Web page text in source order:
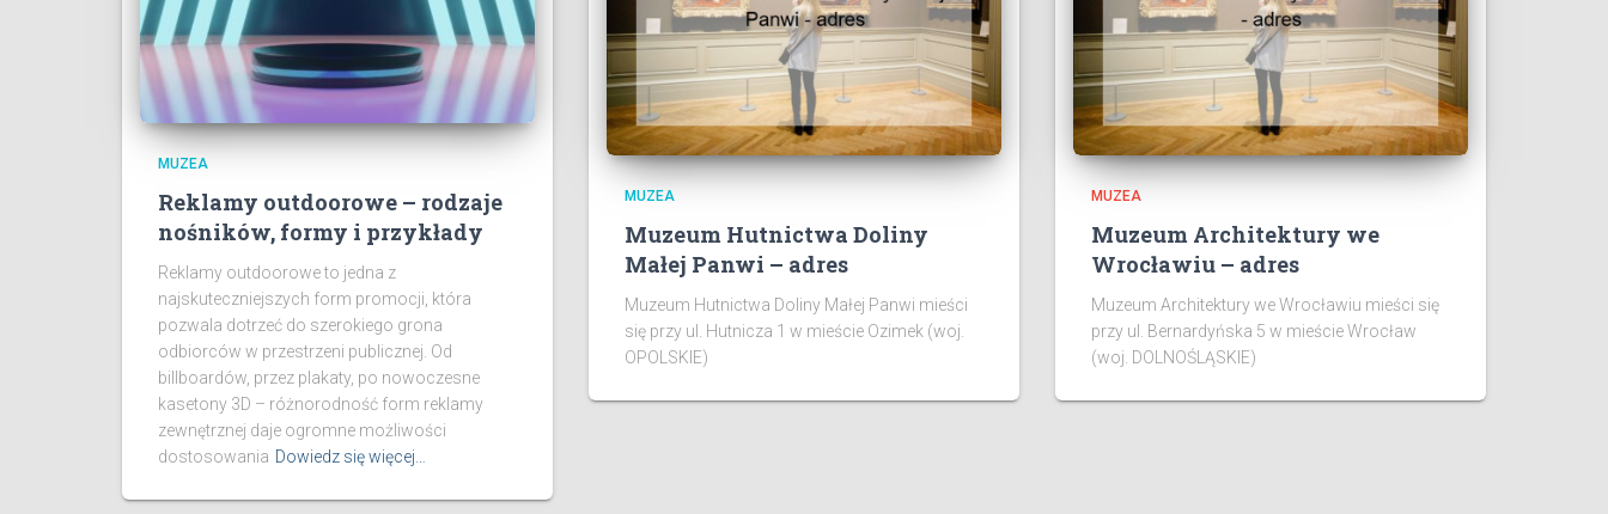
MUZEA
Reklamy outdoorowe – rodzaje
nośników, formy i przykłady
Reklamy outdoorowe to jedna z
najskuteczniejszych form promocji, która
pozwala dotrzeć do szerokiego grona
odbiorców w przestrzeni publicznej. Od
billboardów, przez plakaty, po nowoczesne
kasetony 3D – różnorodność form reklamy
zewnętrznej daje ogromne możliwości
dostosowania Dowiedz się więcej…
MUZEA
Muzeum Hutnictwa Doliny
Małej Panwi – adres
Muzeum Hutnictwa Doliny Małej Panwi mieści
się przy ul. Hutnicza 1 w mieście Ozimek (woj.
OPOLSKIE)
MUZEA
Muzeum Architektury we
Wrocławiu – adres
Muzeum Architektury we Wrocławiu mieści się
przy ul. Bernardyńska 5 w mieście Wrocław
(woj. DOLNOŚLĄSKIE)